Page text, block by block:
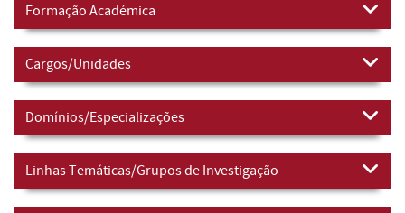
Formação Académica
Cargos/Unidades
Domínios/Especializações
Linhas Temáticas/Grupos de Investigação